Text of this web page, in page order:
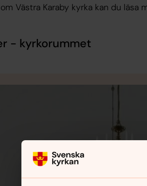
Västra Karaby kyrka kan du läsa
- kyrkorummet